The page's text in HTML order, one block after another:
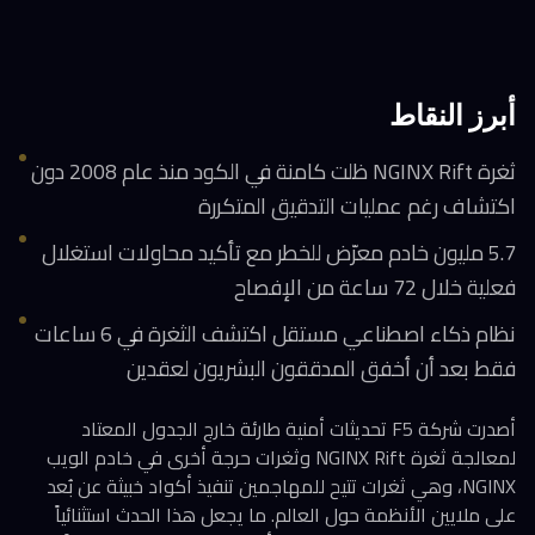
أبرز النقاط
ثغرة NGINX Rift ظلت كامنة في الكود منذ عام 2008 دون
اكتشاف رغم عمليات التدقيق المتكررة
5.7 مليون خادم معرّض للخطر مع تأكيد محاولات استغلال
فعلية خلال 72 ساعة من الإفصاح
نظام ذكاء اصطناعي مستقل اكتشف الثغرة في 6 ساعات
فقط بعد أن أخفق المدققون البشريون لعقدين
أصدرت شركة F5 تحديثات أمنية طارئة خارج الجدول المعتاد
لمعالجة ثغرة NGINX Rift وثغرات حرجة أخرى في خادم الويب
NGINX، وهي ثغرات تتيح للمهاجمين تنفيذ أكواد خبيثة عن بُعد
على ملايين الأنظمة حول العالم. ما يجعل هذا الحدث استثنائياً